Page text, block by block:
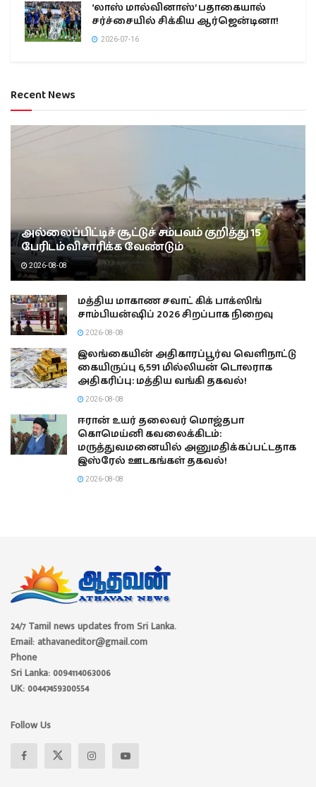
‘லாஸ் மால்வினாஸ்’ பதாகையால்
சர்ச்சையில் சிக்கிய ஆர்ஜென்டினா!
2026-07-16
Recent News
அல்லைப்பிட்டிச் சூட்டுச் சம்பவம் குறித்து 15
பேரிடம் விசாரிக்க வேண்டும்
2026-08-08
மத்திய மாகாண சவாட் கிக் பாக்ஸிங்
சாம்பியன்ஷிப் 2026 சிறப்பாக நிறைவு
2026-08-08
இலங்கையின் அதிகாரப்பூர்வ வெளிநாட்டு
கையிருப்பு 6,591 மில்லியன் டொலராக
அதிகரிப்பு: மத்திய வங்கி தகவல்!
2026-08-08
ஈரான் உயர் தலைவர் மொஜ்தபா
கொமெய்னி கவலைக்கிடம்:
மருத்துவமனையில் அனுமதிக்கப்பட்டதாக
இஸ்ரேல் ஊடகங்கள் தகவல்!
2026-08-08
24/7 Tamil news updates from Sri Lanka.
Email: athavaneditor@gmail.com
Phone
Sri Lanka: 0094114063006
UK: 00447459300554
Follow Us